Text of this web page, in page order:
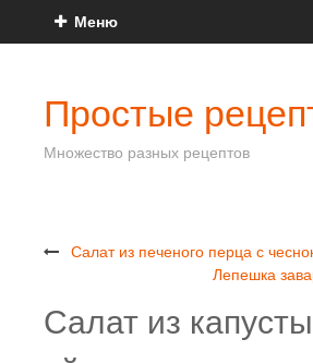
Меню
Простые
Множество разных рецептов
Салат из печеного перца с
Лепешка
Салат из